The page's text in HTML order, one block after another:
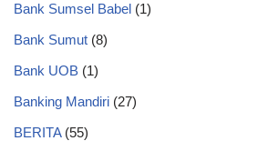
Bank Sumsel Babel (1)
Bank Sumut (8)
Bank UOB (1)
Banking Mandiri (27)
BERITA(55)